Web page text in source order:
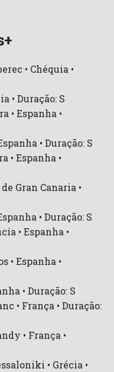
• Chéquia •
• Duração: S
Espanha •
• Duração: S
• Espanha •
Gran Canaria •
• Duração: S
• Espanha •
• Espanha •
• Duração: S
• França • Duração:
• França •
• Grécia •